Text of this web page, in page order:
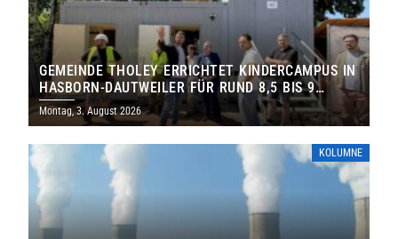
GEMEINDE THOLEY ERRICHTET KINDERCAMPUS IN
HASBORN-DAUTWEILER FÜR RUND 8,5 BIS 9
MILLIONEN EURO
Montag, 3. August 2026
KOLUMNE